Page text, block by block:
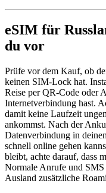
eSIM für
du vor
Prüfe vor dem Kauf, ob
keinen SIM-Lock hat.
Reise per QR-Code oder
Internetverbindung hast.
damit keine Laufzeit
ankommst. Nach der
Datenverbindung in
schnell online gehen
bleibt, achte darauf, dass
Normale Anrufe und
Ausland zusätzliche